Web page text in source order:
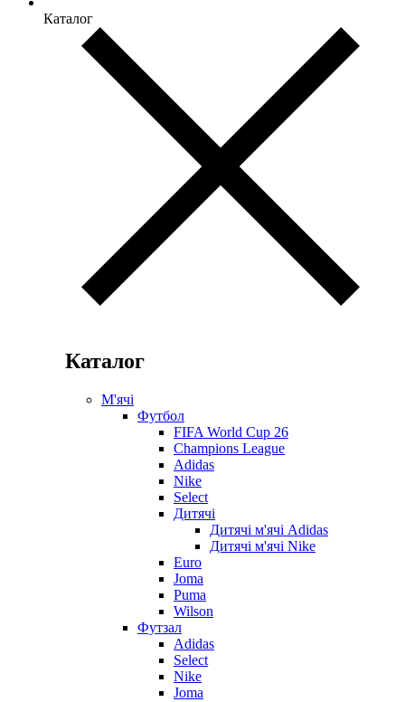
Каталог
Каталог
М'ячі
Футбол
FIFA World Cup 26
Champions League
Adidas
Nike
Select
Дитячі
Дитячі м'ячі Adidas
Дитячі м'ячі Nike
Euro
Joma
Puma
Wilson
Футзал
Adidas
Select
Nike
Joma